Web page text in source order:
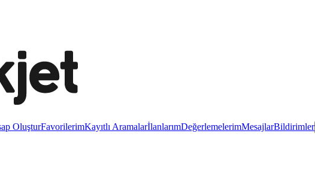
OluşturFavorilerimKayıtlı AramalarİlanlarımDeğerlemelerimMesajlarBildirimler